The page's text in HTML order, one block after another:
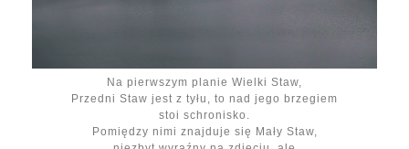
Na pierwszym planie Wielki Staw,
Przedni Staw jest z tyłu, to nad jego brzegiem
stoi schronisko.
Pomiędzy nimi znajduje się Mały Staw,